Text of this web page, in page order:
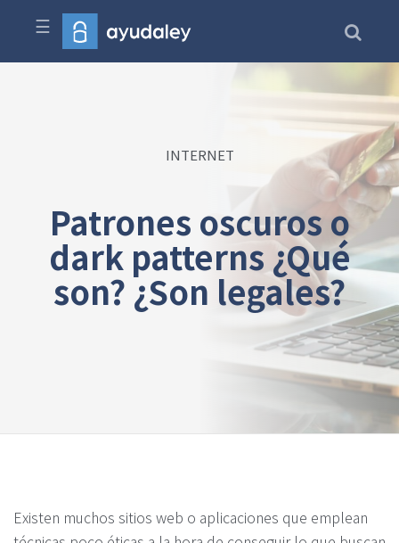
☰
INTERNET
Patrones oscuros o
dark patterns ¿Qué
son? ¿Son legales?
Existen muchos sitios web o aplicaciones que emplean